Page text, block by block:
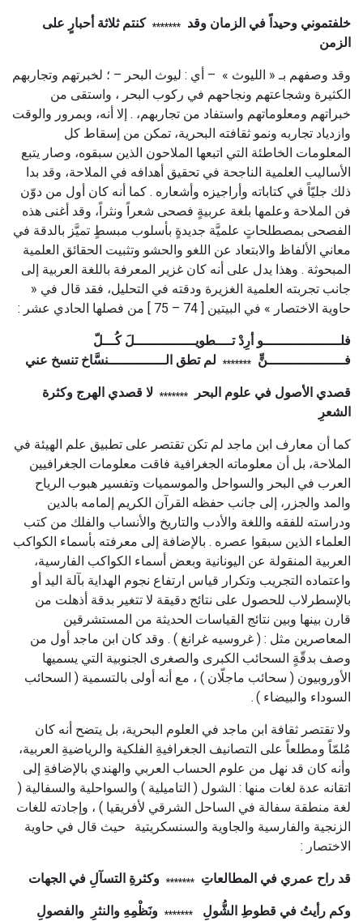
خلفتموني وحيداً في الزمان وقد*******كنتم ثلاثة أحبارٍ على
الزمن
وقد وصفهم بـ « الليوث » – أي : ليوث البحر – ؛ لخبرتهم وتجاربهم
الكثيرة وشجاعتهم ونجاحهم في ركوب البحر ، واستقى من
خبراتهم ومعلوماتهم واستفاد من تجاربهم، . إلا أنه، وبمرور والوقت
وازدياد تجاربه ونمو ثقافته البحرية، تمكن من إسقاط كل
المعلومات الخاطئة التي اتبعها الملاحون الذين سبقوه، وصار يتبع
الأساليب العلمية الناجحة في تحقيق أهدافه في الملاحة، وقد بدا
ذلك جليّاً في كتاباته وأراجيزه وأشعاره . كما أنه كان أول من دوّن
فن الملاحة وعلمها بلغة عربيةٍ فصحى شعراً ونثراً، وقد أغنى هذه
الفصحى بمصطلحاتٍ علميَّة جديدةٍ بأسلوب مبسطٍ تميَّز بالدقة في
معاني الألفاظ والابتعاد عن اللغو والحشو وتثبيت الحقائق العلمية
المبحوثة . وهذا يدل على أنه كان غزير المعرفة باللغة العربية إلى
جانب تجربته العلمية الغزيرة ودقته في التحليل، فقد قال في «
حاوية الاختصار » في البيتين [ 74 – 75 ] من فصلها الحادي عشر :
فلـــــــــــــــــــو أرِدْ تــــطويـــــــــــــــلَ كُـــلّ
فـــــــــــــــــــنٍّ*******لم تطق الــــــــــــــنسَّاخ تنسخ عني
قصدي الأصول في علوم البحر*******لا قصدي الهرج وكثرة
الشعرِ
كما أن معارف ابن ماجد لم تكن تقتصر على تطبيق علم الهيئة في
الملاحة، بل أن معلوماته الجغرافية فاقت معلومات الجغرافيين
العرب في البحر والسواحل والموسميات وتفسير هبوب الرياح
والمد والجزر، إلى جانب حفظه القرآن الكريم إلمامه بالدين
ودراسته للفقه واللغة والأدب والتاريخ والأنساب والفلك من كتب
العلماء الذين سبقوا عصره . بالإضافة إلى معرفته بأسماء الكواكب
العربية المنقولة عن اليونانية وبعض أسماء الكواكب الفارسية،
واعتماده التجريب وتكرار قياس ارتفاع نجوم الهداية بآلة اليد أو
بالإسطرلاب للحصول على نتائج دقيقة لا تتغير بدقة أذهلت من
قارن بينها وبين نتائج القياسات الحديثة من المستشرقين
المعاصرين مثل : ( غروسيه غرانغ ) . وقد كان ابن ماجد أول من
وصف بدقّةٍ السحائب الكبرى والصغرى الجنوبية التي يسميها
الأوروبيون ( سحائب ماجلّان ) ، مع أنه أولى بالتسمية ( السحائب
السوداء والبيضاء )
ولا تقتصر ثقافة ابن ماجد في العلوم البحرية، بل يتضح أنه كان
مُلمّاً ومطلعاً على التصانيف الجغرافيةِ الفلكية والرياضيةِ العربية،
وأنه كان قد نهل من علوم الحساب العربي والهندي بالإضافةِ إلى
اتقانه عدة لغات منها : الشول ( التاميلية ) والسواحلية والسفالية (
لغة منطقة سفالة في الساحل الشرقي لأفريقيا ) ، وإجادته للغات
الزنجية والفارسية والجاوية والسنسكريتيةحيث قال في حاوية
الاختصار :
قد راح عمري في المطالعاتِ*******وكثرةِ التسآلِ في الجهات
وكم رأيتُ في قطوطِ الشُّولِ *******ونَظْمِهِ والنثرِ والفصولِ